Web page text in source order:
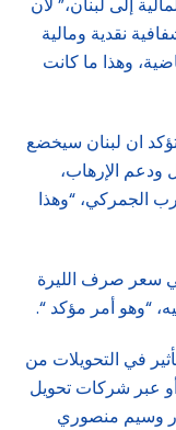
إلى لبنان،” لأن
نقدية ومالية
وهذا ما كانت
ان لبنان سيخضع
ودعم الإرهاب،
الجمركي، “وهذا
سعر صرف الليرة
“وهو أمر مؤكد “.
في التحويلات من
عبر شركات تحويل
وسيم منصوري